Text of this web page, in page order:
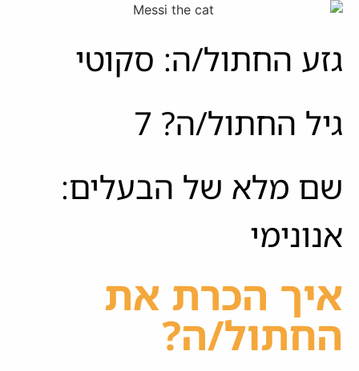
גזע החתול/ה: סקוטי
גיל החתול/ה? 7
שם מלא של הבעלים:
אנונימי
איך הכרת את
החתול/ה?